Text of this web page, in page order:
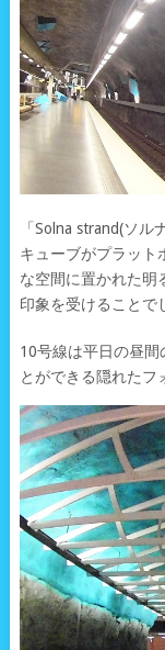
「Solna strand(ソ
キューブがプラット
な空間に置かれた明
印象を受けることで
10号線は平日の昼間
とができる隠れたフ